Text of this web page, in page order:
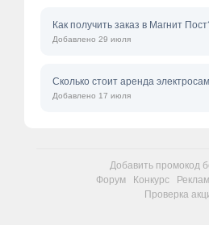
Как получить заказ в Магнит
Добавлено 29 июля
Сколько стоит аренда
Добавлено 17 июля
Добавить промокод
Форум
Конкурс
Проверка